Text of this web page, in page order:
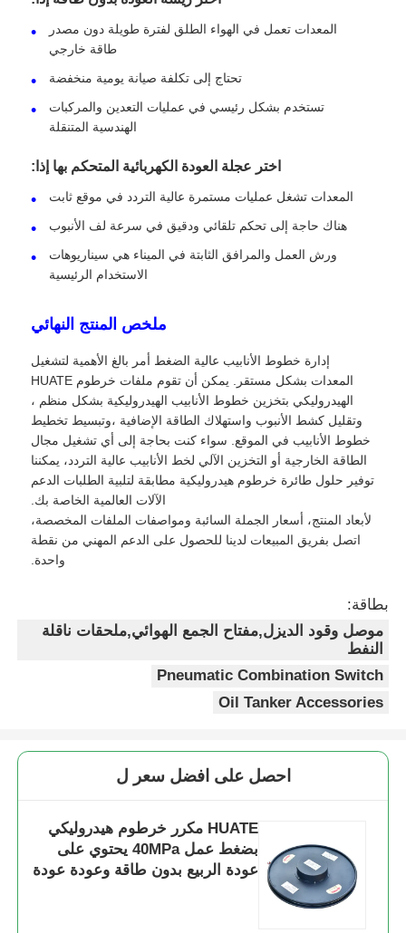
المعدات تعمل في الهواء الطلق لفترة طويلة دون مصدر
طاقة خارجي
تحتاج إلى تكلفة صيانة يومية منخفضة
تستخدم بشكل رئيسي في عمليات التعدين والمركبات
الهندسية المتنقلة
اختر عجلة العودة الكهربائية المتحكم بها إذا:
المعدات تشغل عمليات مستمرة عالية التردد في موقع ثابت
هناك حاجة إلى تحكم تلقائي ودقيق في سرعة لف الأنبوب
ورش العمل والمرافق الثابتة في الميناء هي سيناريوهات
الاستخدام الرئيسية
ملخص المنتج النهائي
إدارة خطوط الأنابيب عالية الضغط أمر بالغ الأهمية لتشغيل
المعدات بشكل مستقر. يمكن أن تقوم ملفات خرطوم HUATE
الهيدروليكي بتخزين خطوط الأنابيب الهيدروليكية بشكل منظم ،
وتقليل كشط الأنبوب واستهلاك الطاقة الإضافية ،وتبسيط تخطيط
خطوط الأنابيب في الموقع. سواء كنت بحاجة إلى أي تشغيل مجال
الطاقة الخارجية أو التخزين الآلي لخط الأنابيب عالية التردد، يمكننا
توفير حلول طائرة خرطوم هيدروليكية مطابقة لتلبية الطلبات الدعم
الآلات العالمية الخاصة بك.
لأبعاد المنتج، أسعار الجملة السائبة ومواصفات الملفات المخصصة،
اتصل بفريق المبيعات لدينا للحصول على الدعم المهني من نقطة
واحدة.
بطاقة:
موصل وقود الديزل,مفتاح الجمع الهوائي,ملحقات ناقلة
النفط
Pneumatic Combination Switch
Oil Tanker Accessories
احصل على افضل سعر ل
HUATE مكرر خرطوم هيدروليكي
بضغط عمل 40MPa يحتوي على
عودة الربيع بدون طاقة وعودة عودة